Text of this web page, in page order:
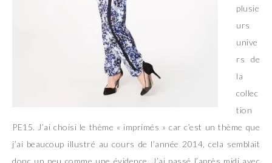
plusie
urs
unive
rs de
la
collec
tion
PE15. J’ai choisi le thème « imprimés » car c’est un thème que
j’ai beaucoup illustré au cours de l’année 2014, cela semblait
donc un peu comme une évidence. J’ai passé l’après midi avec